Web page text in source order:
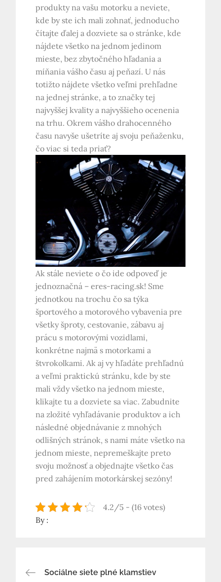
produkty na vašu motorku a neviete,
kde by ste ich mali zohnať, jednoducho
čítajte ďalej a dozviete sa o stránke, kde
nájdete všetko na jednom jedinom
mieste, bez zbytočného hľadania a
míňania vášho času aj peňazí. U nás
totižto nájdete všetko veľmi prehľadne
na jednej stránke, a to značky tej
najvyššej kvality a najvyššieho ocenenia
na trhu. Okrem vášho drahocenného
času navyše ušetríte aj svoju peňaženku,
čo viac si teda priať?
Ak stále neviete o čo ide odpoveď je
jednoznačná –eres-racing.sk! Sme
jednotkou na trochu čo sa týka
športového a motorového vybavenia pre
všetky šproty, cestovanie, zábavu aj
prácu s motorovými vozidlami,
konkrétne najmä s motorkami a
štvrokolkami. Ak aj vy hľadáte prehľadnú
a veľmi praktickú stránku, kde by ste
mali vždy všetko na jednom mieste,
klikajte tu a dozviete sa viac. Zabudnite
na zložité vyhľadávanie produktov a ich
následné objednávanie z mnohých
odlišných stránok, s nami máte všetko na
jednom mieste, nepremeškajte preto
svoju možnosť a objednajte všetko čas
pred zahájením motorkárskej sezóny!
4.2/5 - (16 votes)
By :
Navigace
Sociálne siete plné klamstiev